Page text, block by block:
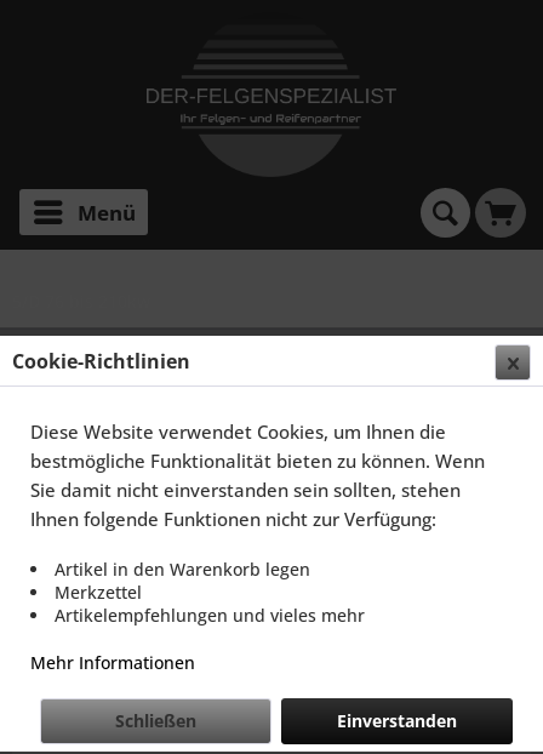
Menü
SCHMIDT FELGEN 19 ZOLL RACELITE FÜR BMW 5ER
E39, GLOSSBLACK
Cookie-Richtlinien
Diese Website verwendet Cookies, um Ihnen die
bestmögliche Funktionalität bieten zu können. Wenn
Sie damit nicht einverstanden sein sollten, stehen
Ihnen folgende Funktionen nicht zur Verfügung:
Artikel in den Warenkorb legen
Merkzettel
Artikelempfehlungen und vieles mehr
Mehr Informationen
Einverstanden
Schließen